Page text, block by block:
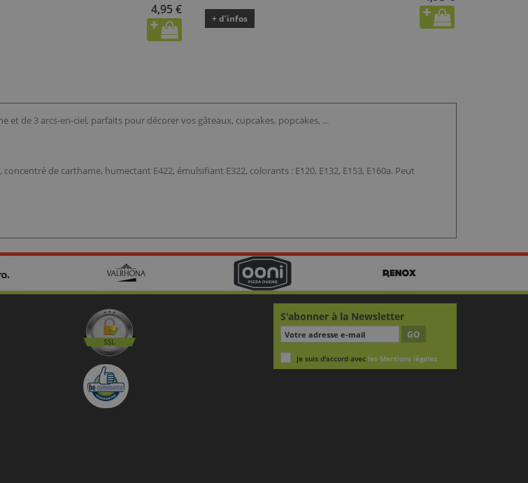
4,95 €
+ d’infos
et de 3 arcs-en-ciel, parfaits pour décorer vos gâteaux, cupcakes, popcakes, ...
de carthame, humectant E422, émulsifiant E322, colorants : E120, E132, E153, E160a. Peut
S'abonner à la Newsletter
GO
Je suis d'accord avec les Mentions légales